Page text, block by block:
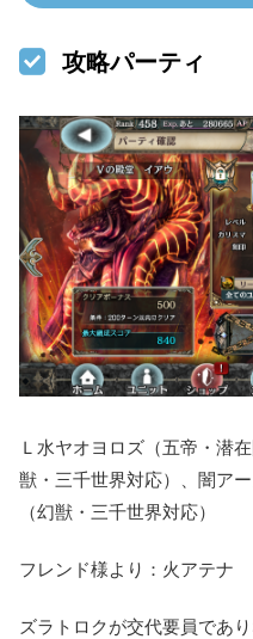
攻略パーティ
Ｌ水ヤオヨロズ（五帝・潜
獣・三千世界対応）、闇ア
（幻獣・三千世界対応）
フレンド様より：火アテナ
ズラトロクが交代要員であ